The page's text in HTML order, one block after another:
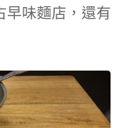
早味麵店，還有